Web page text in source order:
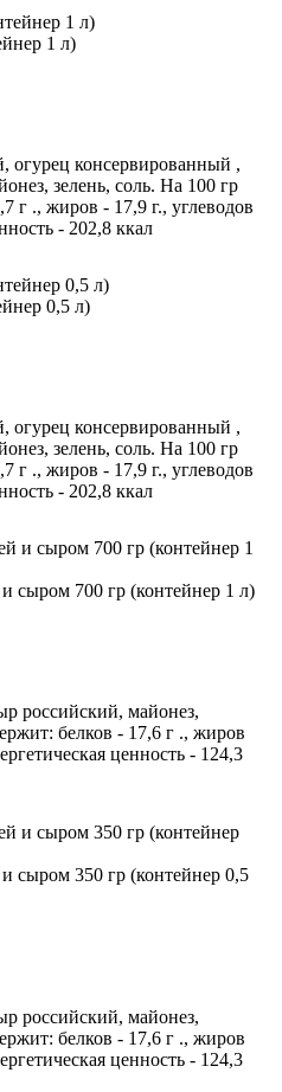
1 л)
огурец консервированный ,
зелень, соль. На 100 гр
г ., жиров - 17,9 г., углеводов
- 202,8 ккал
0,5 л)
огурец консервированный ,
зелень, соль. На 100 гр
г ., жиров - 17,9 г., углеводов
- 202,8 ккал
сыром 700 гр (контейнер 1 л)
российский, майонез,
белков - 17,6 г ., жиров
ценность - 124,3
сыром 350 гр (контейнер 0,5
российский, майонез,
белков - 17,6 г ., жиров
ценность - 124,3